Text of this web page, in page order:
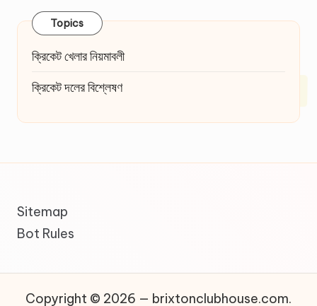
Topics
ক্রিকেট খেলার নিয়মাবলী
ক্রিকেট দলের বিশ্লেষণ
Sitemap
Bot Rules
Copyright © 2026 — brixtonclubhouse.com.